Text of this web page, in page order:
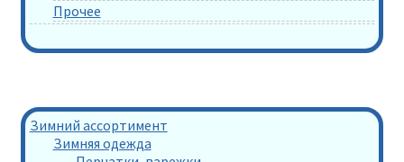
Прочее
Зимний ассортимент
Зимняя одежда